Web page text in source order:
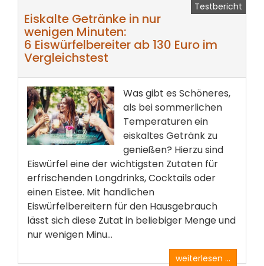
Testbericht
Eiskalte Getränke in nur
wenigen Minuten:
6 Eiswürfelbereiter ab 130 Euro im
Vergleichstest
Was gibt es Schöneres,
als bei sommerlichen
Temperaturen ein
eiskaltes Getränk zu
genießen? Hierzu sind
Eiswürfel eine der wichtigsten Zutaten für
erfrischenden Longdrinks, Cocktails oder
einen Eistee. Mit handlichen
Eiswürfelbereitern für den Hausgebrauch
lässt sich diese Zutat in beliebiger Menge und
nur wenigen Minu...
weiterlesen ...